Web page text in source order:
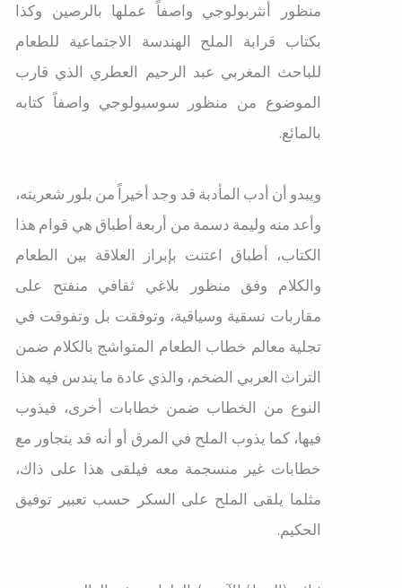
منظور أنثربولوجي واصفاً عملها بالرصين وكذا
بكتاب قرابة الملح الهندسة الاجتماعية للطعام
للباحث المغربي عبد الرحيم العطري الذي قارب
الموضوع من منظور سوسيولوجي واصفاً كتابه
بالمائع.
ويبدو أن أدب المأدبة قد وجد أخيراً من بلور شعريته،
وأعد منه وليمة دسمة من أربعة أطباق هي قوام هذا
الكتاب، أطباق اعتنت بإبراز العلاقة بين الطعام
والكلام وفق منظور بلاغي ثقافي منفتح على
مقاربات نسقية وسياقية، وتوفقت بل وتفوقت في
تجلية معالم خطاب الطعام المتواشج بالكلام ضمن
التراث العربي الضخم، والذي عادة ما يندس فيه هذا
النوع من الخطاب ضمن خطابات أخرى، فيذوب
فيها، كما يذوب الملح في المرق أو أنه قد يتجاور مع
خطابات غير منسجمة معه فيلقى هذا على ذاك،
مثلما يلقى الملح على السكر حسب تعبير توفيق
الحكيم.